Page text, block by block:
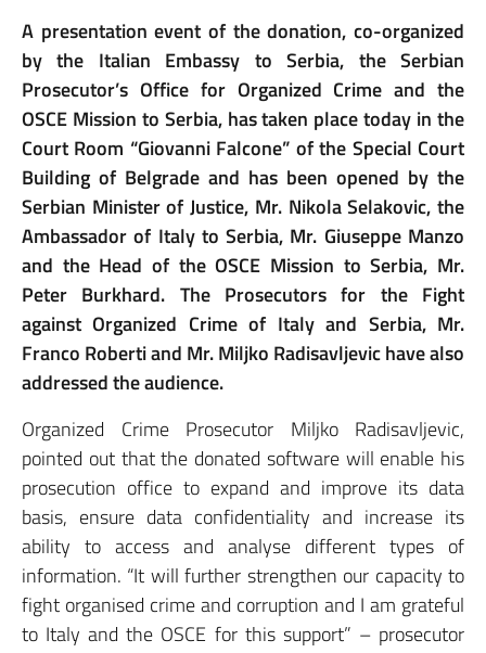
A presentation event of the donation, co-organized
by the Italian Embassy to Serbia, the Serbian
Prosecutor’s Office for Organized Crime and the
OSCE Mission to Serbia, has taken place today in the
Court Room “Giovanni Falcone” of the Special Court
Building of Belgrade and has been opened by the
Serbian Minister of Justice, Mr. Nikola Selakovic, the
Ambassador of Italy to Serbia, Mr. Giuseppe Manzo
and the Head of the OSCE Mission to Serbia, Mr.
Peter Burkhard. The Prosecutors for the Fight
against Organized Crime of Italy and Serbia, Mr.
Franco Roberti and Mr. Miljko Radisavljevic have also
addressed the audience.
Organized Crime Prosecutor Miljko Radisavljevic,
pointed out that the donated software will enable his
prosecution office to expand and improve its data
basis, ensure data confidentiality and increase its
ability to access and analyse different types of
information. “It will further strengthen our capacity to
fight organised crime and corruption and I am grateful
to Italy and the OSCE for this support” – prosecutor